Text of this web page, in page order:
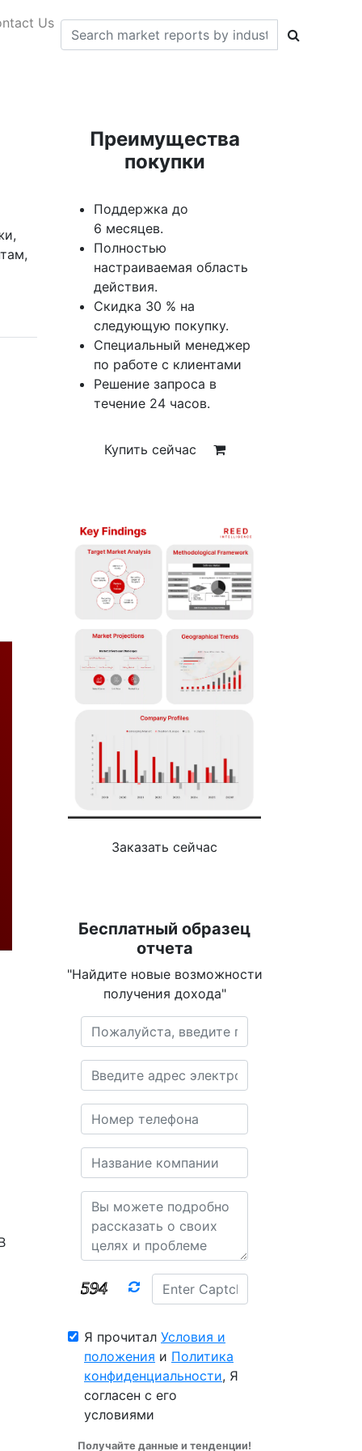
Us
Преимущества
покупки
Поддержка до
6 месяцев.
Полностью
настраиваемая область
действия.
Скидка 30 % на
следующую покупку.
Специальный менеджер
по работе с клиентами
Решение запроса в
течение 24 часов.
Купить сейчас
Заказать сейчас
Бесплатный образец
отчета
"Найдите новые возможности
получения дохода"
Я прочитал Условия и
положения и Политика
конфиденциальности, Я
согласен с его
условиями
Получайте данные и тенденции!